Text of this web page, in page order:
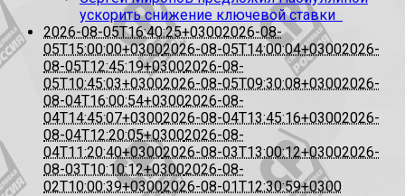
ускорить снижение ключевой ставки
2026-08-05T16:40:25+03002026-08-
05T15:00:00+03002026-08-05T14:00:04+03002026-
08-05T12:45:19+03002026-08-
05T10:45:03+03002026-08-05T09:30:08+03002026-
08-04T16:00:54+03002026-08-
04T14:45:07+03002026-08-04T13:45:16+03002026-
08-04T12:20:05+03002026-08-
04T11:20:40+03002026-08-03T13:00:12+03002026-
08-03T10:10:12+03002026-08-
02T10:00:39+03002026-08-01T12:30:59+0300